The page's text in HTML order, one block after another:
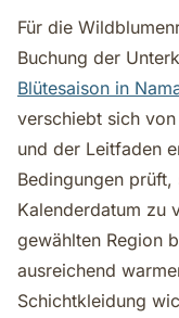
Für die
Buchung der
Blütesaison in
verschiebt sich
und der Leitfaden
Bedingungen
Kalenderdatum zu
gewählten Region
ausreichend
Schichtkleidung